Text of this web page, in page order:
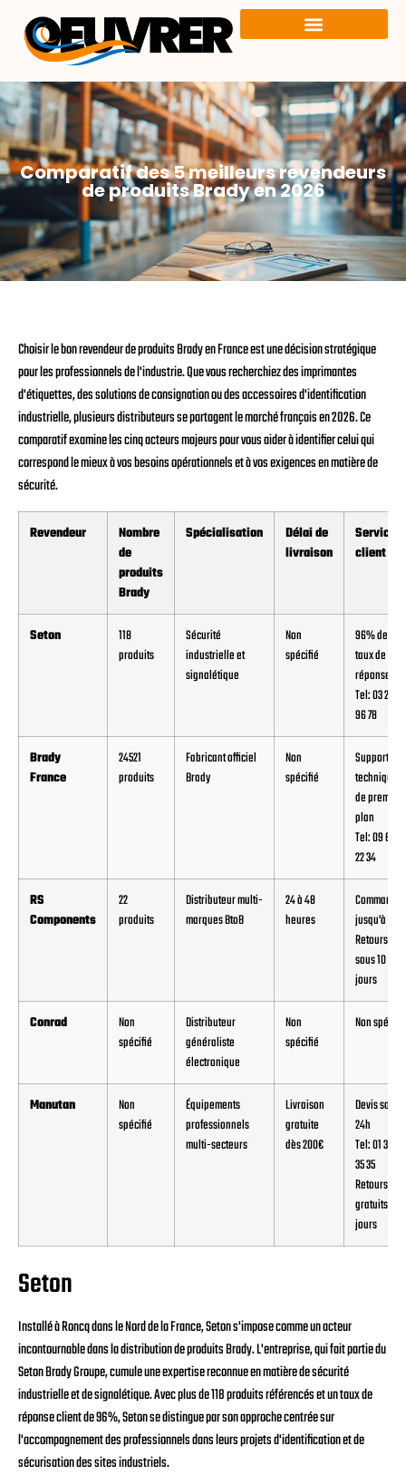
Comparatif des 5 meilleurs revendeurs
de produits Brady en 2026
Choisir le bon revendeur de produits Brady en France est une décision stratégique
pour les professionnels de l'industrie. Que vous recherchiez des imprimantes
d'étiquettes, des solutions de consignation ou des accessoires d'identification
industrielle, plusieurs distributeurs se partagent le marché français en 2026. Ce
comparatif examine les cinq acteurs majeurs pour vous aider à identifier celui qui
correspond le mieux à vos besoins opérationnels et à vos exigences en matière de
sécurité.
Revendeur
Nombre
de
produits
Brady
Spécialisation
Délai de
livraison
Service
client
Seton
118
produits
Sécurité
industrielle et
signalétique
Non
spécifié
96% de
taux de
réponse
Tel: 03 20 01
96 78
Brady
France
24521
produits
Fabricant officiel
Brady
Non
spécifié
Support
technique
de premier
plan
Tel: 09 69 32
22 34
RS
Components
22
produits
Distributeur multi-
marques BtoB
24 à 48
heures
Commandes
jusqu'à 19h
Retours
sous 10
jours
Conrad
Non
spécifié
Distributeur
généraliste
électronique
Non
spécifié
Non spécifié
Manutan
Non
spécifié
Équipements
professionnels
multi-secteurs
Livraison
gratuite
dès 200€
Devis sous
24h
Tel: 01 34 53
35 35
Retours
gratuits 30
jours
Seton
Installé à Roncq dans le Nord de la France, Seton s'impose comme un acteur
incontournable dans la distribution de produits Brady. L'entreprise, qui fait partie du
Seton Brady Groupe, cumule une expertise reconnue en matière de sécurité
industrielle et de signalétique. Avec plus de 118 produits référencés et un taux de
réponse client de 96%, Seton se distingue par son approche centrée sur
l'accompagnement des professionnels dans leurs projets d'identification et de
sécurisation des sites industriels.